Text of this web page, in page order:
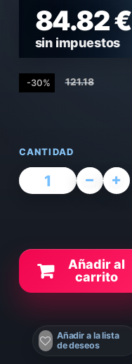
84.82 €
sin impuestos
-30% 121.18
CANTIDAD
Añadir al
carrito
Añadir a la lista
de deseos